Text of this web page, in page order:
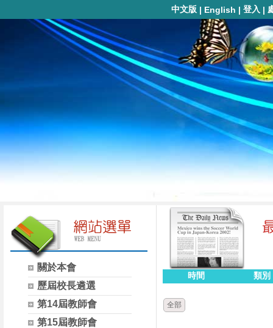
中文版 | English | 登入 |
關於本會
歷屆校長遴選
第14屆教師會
第15屆教師會
時間 類別
全部